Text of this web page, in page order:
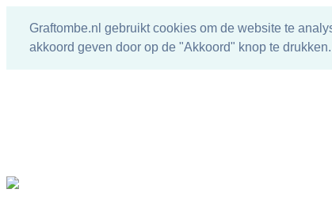
Graftombe.nl gebruikt cookies om de website te
akkoord geven door op de "Akkoord" knop te drukken.